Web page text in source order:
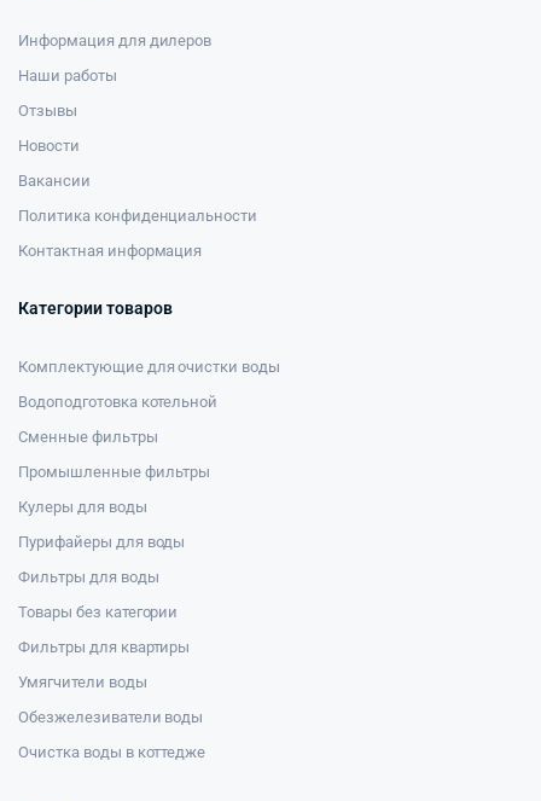
Информация для дилеров
Наши работы
Отзывы
Новости
Вакансии
Политика конфиденциальности
Контактная информация
Категории товаров
Комплектующие для очистки воды
Водоподготовка котельной
Сменные фильтры
Промышленные фильтры
Кулеры для воды
Пурифайеры для воды
Фильтры для воды
Товары без категории
Фильтры для квартиры
Умягчители воды
Обезжелезиватели воды
Очистка воды в коттедже